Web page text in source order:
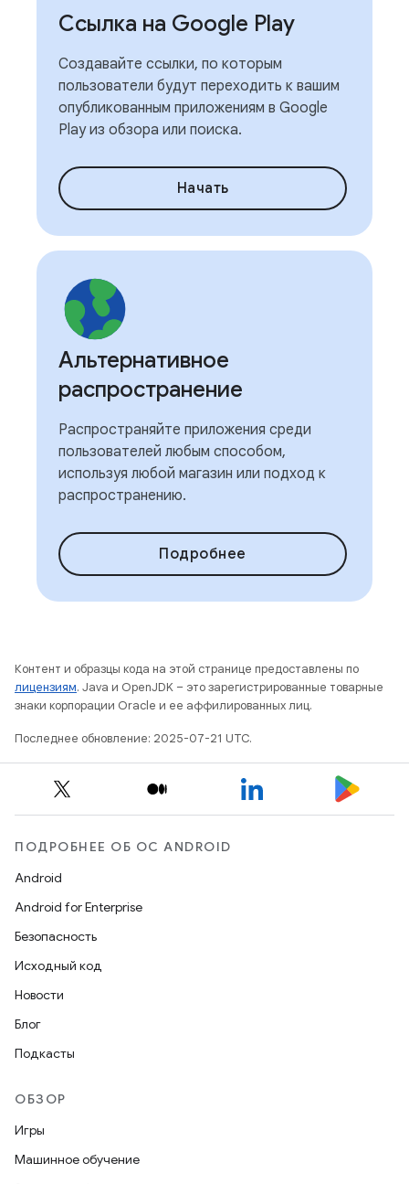
Ссылка на Google Play
Создавайте ссылки, по которым
пользователи будут переходить к вашим
опубликованным приложениям в Google
Play из обзора или поиска.
Начать
Альтернативное
распространение
Распространяйте приложения среди
пользователей любым способом,
используя любой магазин или подход к
распространению.
Подробнее
Контент и образцы кода на этой странице предоставлены по
лицензиям. Java и OpenJDK – это зарегистрированные товарные
знаки корпорации Oracle и ее аффилированных лиц.
Последнее обновление: 2025-07-21 UTC.
ПОДРОБНЕЕ ОБ ОС ANDROID
Android
Android for Enterprise
Безопасность
Исходный код
Новости
Блог
Подкасты
ОБЗОР
Игры
Машинное обучение